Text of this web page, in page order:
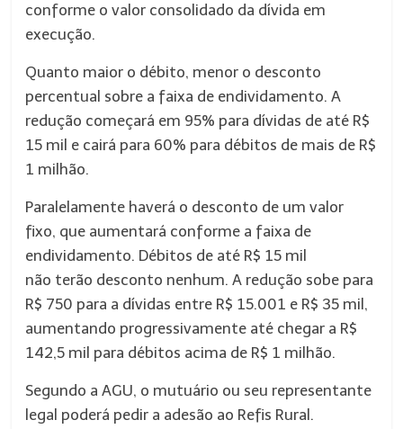
conforme o valor consolidado da dívida em
execução.
Quanto maior o débito, menor o desconto
percentual sobre a faixa de endividamento. A
redução começará em 95% para dívidas de até R$
15 mil e cairá para 60% para débitos de mais de R$
1 milhão.
Paralelamente haverá o desconto de um valor
fixo, que aumentará conforme a faixa de
endividamento. Débitos de até R$ 15 mil
não terão desconto nenhum. A redução sobe para
R$ 750 para a dívidas entre R$ 15.001 e R$ 35 mil,
aumentando progressivamente até chegar a R$
142,5 mil para débitos acima de R$ 1 milhão.
Segundo a AGU, o mutuário ou seu representante
legal poderá pedir a adesão ao Refis Rural.